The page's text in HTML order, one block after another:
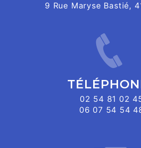
9 Rue Maryse Bastié,
02 54 81 02
06 07 54 54